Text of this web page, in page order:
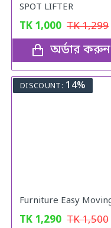
SPOT LIFTER
TK 1,000 TK1,299
অর্ডার করুন
DISCOUNT: 14%
TK 1,290 TK1,500